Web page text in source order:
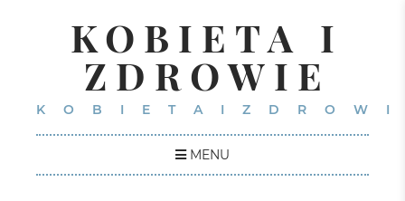
KOBIETA I
ZDROWIE
MENU